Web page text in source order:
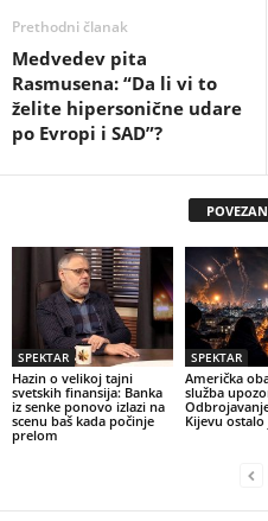
Prethodni članak
Medvedev pita
Rasmusena: “Da li vi to
želite hipersonične udare
po Evropi i SAD”?
SPEKTAR
Hazin o velikoj tajni
svetskih finansija: Banka
iz senke ponovo izlazi na
scenu baš kada počinje
prelom
SPEKTAR
Američka
služba
Kijevu ostalo